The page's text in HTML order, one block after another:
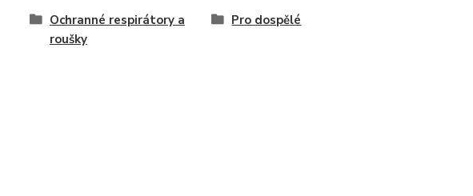
Ochranné respirátory a
roušky
Pro dospělé